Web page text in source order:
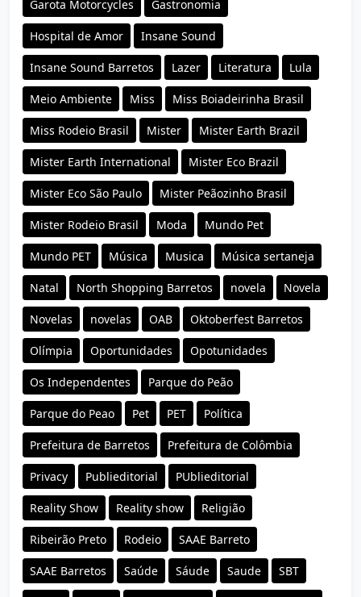
Garota Motorcycles Gastronomia
Hospital de Amor Insane Sound
Insane Sound Barretos Lazer Literatura Lula
Meio Ambiente Miss Miss Boiadeirinha Brasil
Miss Rodeio Brasil Mister Mister Earth Brazil
Mister Earth International Mister Eco Brazil
Mister Eco São Paulo Mister Peãozinho Brasil
Mister Rodeio Brasil Moda Mundo Pet
Mundo PET Música Musica Música sertaneja
Natal North Shopping Barretos novela Novela
Novelas novelas OAB Oktoberfest Barretos
Olímpia Oportunidades Opotunidades
Os Independentes Parque do Peão
Parque do Peao Pet PET Política
Prefeitura de Barretos Prefeitura de Colômbia
Privacy Publieditorial PUblieditorial
Reality Show Reality show Religião
Ribeirão Preto Rodeio SAAE Barreto
SAAE Barretos Saúde Sáude Saude SBT